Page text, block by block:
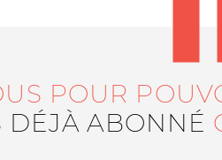
POUR
DÉJÀ ABONNÉ